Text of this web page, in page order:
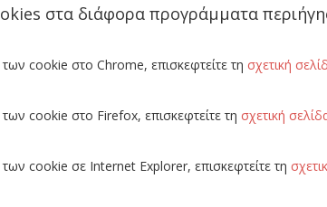
στα διάφορα προγράμματα
cookie στο Chrome, επισκεφτείτε τη σχετική
cookie στο Firefox, επισκεφτείτε τη σχετική
cookie σε Internet Explorer, επισκεφτείτε τη